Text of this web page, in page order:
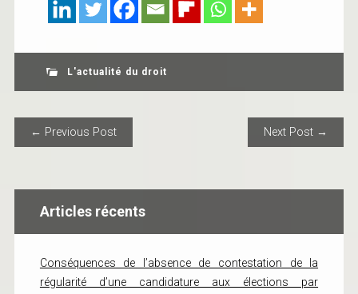
L'actualité du droit
POST NAVIGATION
← Previous Post Next Post →
Articles récents
Conséquences de l’absence de contestation de la
régularité d’une candidature aux élections par